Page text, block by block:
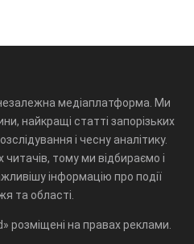
медіаплатформа. Ми
найкращі статті запорізьких
і чесну аналітику.
читачів, тому ми відбираємо і
інформацію про події
та області.
розміщені на правах реклами.